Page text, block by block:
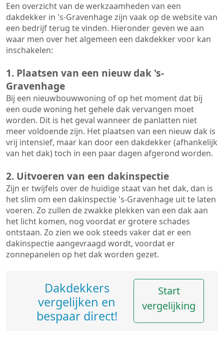
Een overzicht van de werkzaamheden van een
dakdekker in 's-Gravenhage zijn vaak op de website van
een bedrijf terug te vinden. Hieronder geven we aan
waar men over het algemeen een dakdekker voor kan
inschakelen:
1. Plaatsen van een nieuw dak 's-
Gravenhage
Bij een nieuwbouwwoning of op het moment dat bij
een oude woning het gehele dak vervangen moet
worden. Dit is het geval wanneer de panlatten niet
meer voldoende zijn. Het plaatsen van een nieuw dak is
vrij intensief, maar kan door een dakdekker (afhankelijk
van het dak) toch in een paar dagen afgerond worden.
2. Uitvoeren van een dakinspectie
Zijn er twijfels over de huidige staat van het dak, dan is
het slim om een dakinspectie 's-Gravenhage uit te laten
voeren. Zo zullen de zwakke plekken van een dak aan
het licht komen, nog voordat er grotere schades
ontstaan. Zo zien we ook steeds vaker dat er een
dakinspectie aangevraagd wordt, voordat er
zonnepanelen op het dak worden gezet.
Dakdekkers
vergelijken en
bespaar direct!
Start
vergelijking